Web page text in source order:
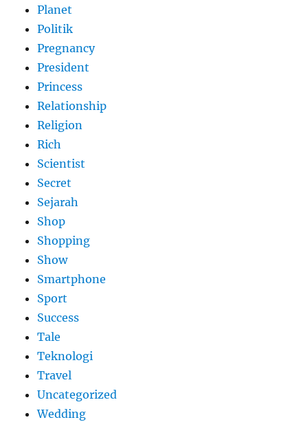
Planet
Politik
Pregnancy
President
Princess
Relationship
Religion
Rich
Scientist
Secret
Sejarah
Shop
Shopping
Show
Smartphone
Sport
Success
Tale
Teknologi
Travel
Uncategorized
Wedding